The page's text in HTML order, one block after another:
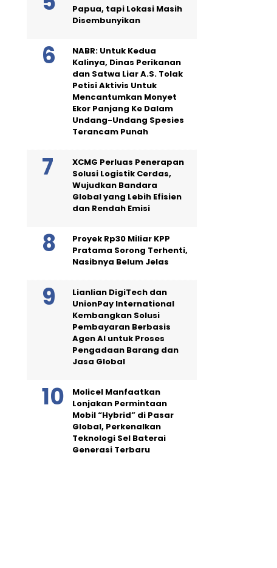
Papua, tapi Lokasi Masih
Disembunyikan
NABR: Untuk Kedua
Kalinya, Dinas Perikanan
dan Satwa Liar A.S. Tolak
Petisi Aktivis Untuk
Mencantumkan Monyet
Ekor Panjang Ke Dalam
Undang-Undang Spesies
Terancam Punah
XCMG Perluas Penerapan
Solusi Logistik Cerdas,
Wujudkan Bandara
Global yang Lebih Efisien
dan Rendah Emisi
Proyek Rp30 Miliar KPP
Pratama Sorong Terhenti,
Nasibnya Belum Jelas
Lianlian DigiTech dan
UnionPay International
Kembangkan Solusi
Pembayaran Berbasis
Agen AI untuk Proses
Pengadaan Barang dan
Jasa Global
Molicel Manfaatkan
Lonjakan Permintaan
Mobil “Hybrid” di Pasar
Global, Perkenalkan
Teknologi Sel Baterai
Generasi Terbaru